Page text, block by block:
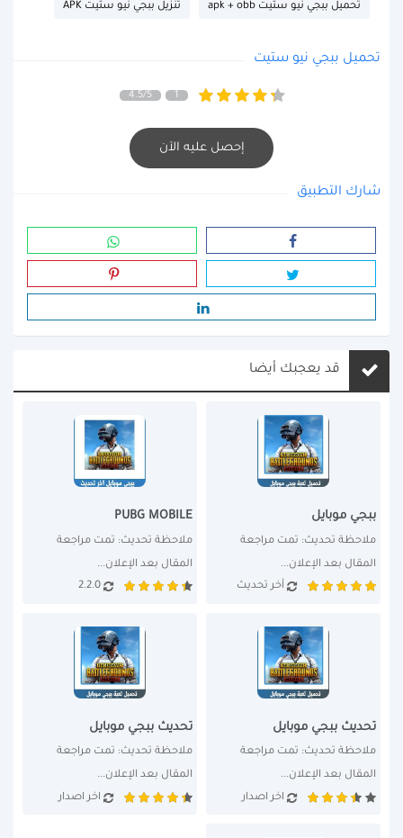
تحميل ببجي نيو ستيت apk + obb تنزيل ببجي نيو ستيت APK
تحميل ببجي نيو ستيت
4.5/5 1
إحصل عليه الآن
شارك التطبيق
قد يعجبك أيضا
ببجي موبايل
المقال بعد الإعلان...
أخر تحديث
PUBG MOBILE
المقال بعد الإعلان...
2.2.0
تحديث ببجي موبايل
المقال بعد الإعلان...
اخر اصدار
تحديث ببجي موبايل
المقال بعد الإعلان...
اخر اصدار